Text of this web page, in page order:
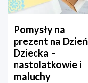
Pomysły na
prezent na Dzień
Dziecka –
nastolatkowie i
maluchy